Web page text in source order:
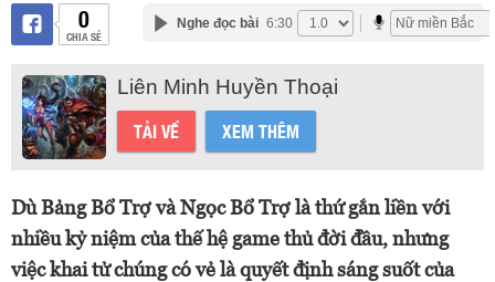
0
CHIA SẺ
Nghe đọc bài 6:30
Liên Minh Huyền Thoại
TẢI VỀ XEM THÊM
Dù Bảng Bổ Trợ và Ngọc Bổ Trợ là thứ gắn liền với
nhiều kỷ niệm của thế hệ game thủ đời đầu, nhưng
việc khai tử chúng có vẻ là quyết định sáng suốt của